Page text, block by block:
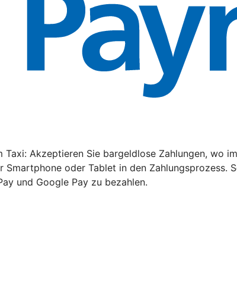
Akzeptieren Sie bargeldlose Zahlungen, wo
oder Tablet in den Zahlungsprozess.
und Google Pay zu bezahlen.